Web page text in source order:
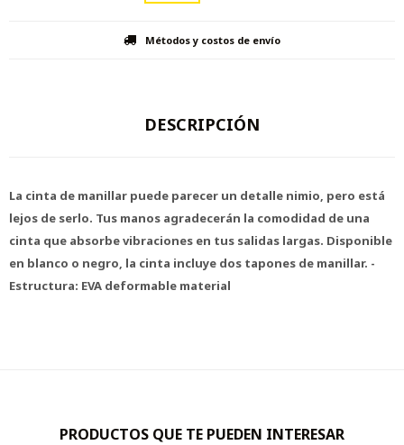
Métodos y costos de envío
DESCRIPCIÓN
La cinta de manillar puede parecer un detalle nimio, pero está
lejos de serlo. Tus manos agradecerán la comodidad de una
cinta que absorbe vibraciones en tus salidas largas. Disponible
en blanco o negro, la cinta incluye dos tapones de manillar. -
Estructura: EVA deformable material
PRODUCTOS QUE TE PUEDEN INTERESAR